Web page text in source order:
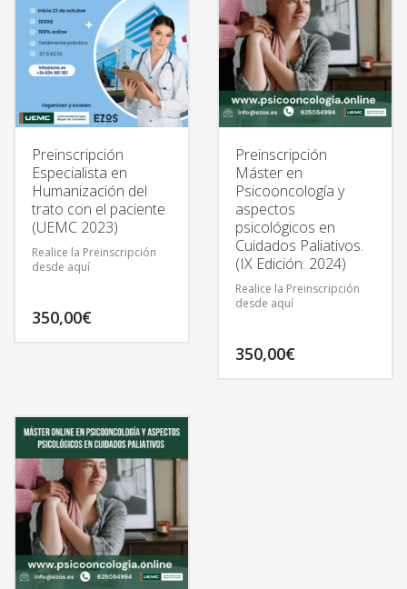
Preinscripción
Especialista en
Humanización del
trato con el paciente
(UEMC 2023)
Realice la Preinscripción
desde aquí
350,00€
Preinscripción
Máster en
Psicooncología y
aspectos
psicológicos en
Cuidados Paliativos.
(IX Edición. 2024)
Realice la Preinscripción
desde aquí
350,00€